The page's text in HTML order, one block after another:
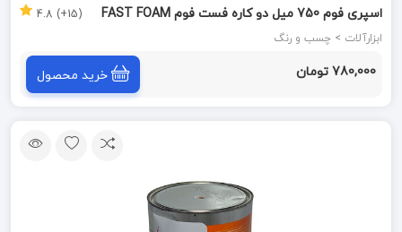
اسپری فوم 750 میل دو کاره فست فوم FAST FOAM
ابزارآلات > چسب و رنگ
(15+) 4.8
780,000 تومان خرید محصول